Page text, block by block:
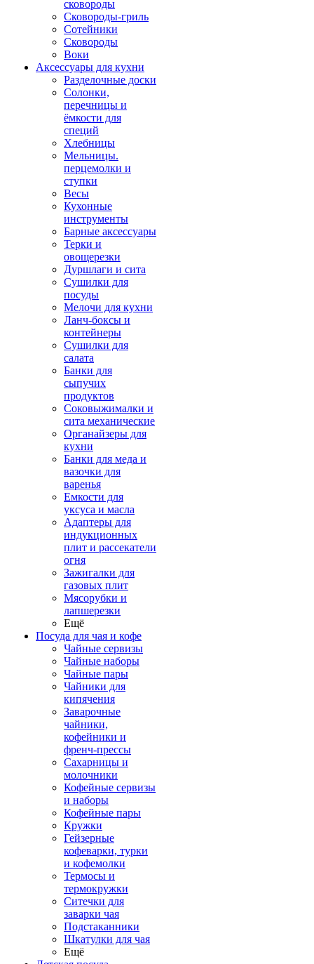
сковороды
Сковороды-гриль
Сотейники
Сковороды
Воки
Аксессуары для кухни
Разделочные доски
Солонки,
перечницы и
ёмкости для
специй
Хлебницы
Мельницы.
перцемолки и
ступки
Весы
Кухонные
инструменты
Барные аксессуары
Терки и
овощерезки
Дуршлаги и сита
Сушилки для
посуды
Мелочи для кухни
Ланч-боксы и
контейнеры
Сушилки для
салата
Банки для
сыпучих
продуктов
Соковыжималки и
сита механические
Органайзеры для
кухни
Банки для меда и
вазочки для
варенья
Емкости для
уксуса и масла
Адаптеры для
индукционных
плит и рассекатели
огня
Зажигалки для
газовых плит
Мясорубки и
лапшерезки
Ещё
Посуда для чая и кофе
Чайные сервизы
Чайные наборы
Чайные пары
Чайники для
кипячения
Заварочные
чайники,
кофейники и
френч-прессы
Сахарницы и
молочники
Кофейные сервизы
и наборы
Кофейные пары
Кружки
Гейзерные
кофеварки, турки
и кофемолки
Термосы и
термокружки
Ситечки для
заварки чая
Подстаканники
Шкатулки для чая
Ещё